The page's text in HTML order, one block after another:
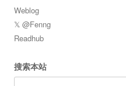
Weblog
𝕏 @Fenng
Readhub
搜索本站